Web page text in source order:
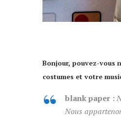
Bonjour, pouvez-vous
costumes et votre
blank paper :
Nous